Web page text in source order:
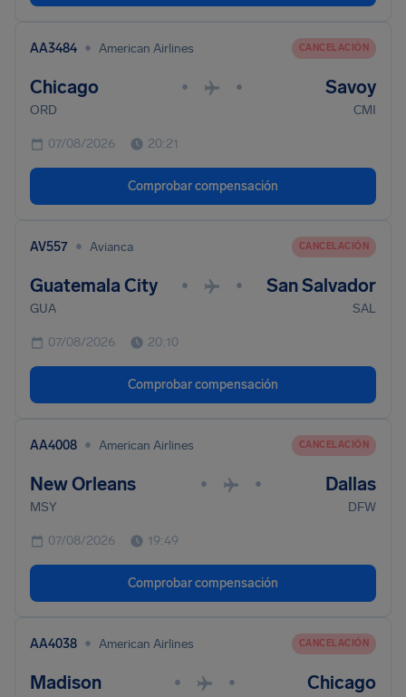
AA3484 • American Airlines CANCELACIÓN
Chicago • • Savoy
ORD CMI
07/08/2026 20:21
Comprobar compensación
AV557 • Avianca CANCELACIÓN
Guatemala City • • San Salvador
GUA SAL
07/08/2026 20:10
Comprobar compensación
AA4008 • American Airlines CANCELACIÓN
New Orleans • • Dallas
MSY DFW
07/08/2026 19:49
Comprobar compensación
AA4038 • American Airlines CANCELACIÓN
Madison • • Chicago